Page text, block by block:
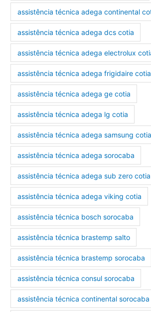
assistência técnica adega continental
assistência técnica adega dcs cotia
assistência técnica adega electrolux
assistência técnica adega frigidaire cotia
assistência técnica adega ge cotia
assistência técnica adega lg cotia
assistência técnica adega samsung cotia
assistência técnica adega sorocaba
assistência técnica adega sub zero cotia
assistência técnica adega viking cotia
assistência técnica bosch sorocaba
assistência técnica brastemp salto
assistência técnica brastemp sorocaba
assistência técnica consul sorocaba
assistência técnica continental sorocaba